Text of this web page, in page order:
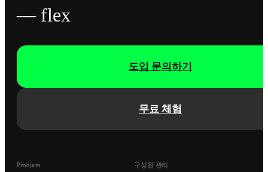
— flex
무료 체험
도입 문의하기
Products 구성원 관리